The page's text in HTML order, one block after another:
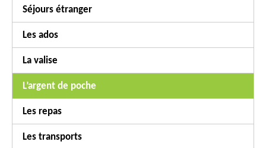
Séjours étranger
Les ados
La valise
L’argent de poche
Les repas
Les transports